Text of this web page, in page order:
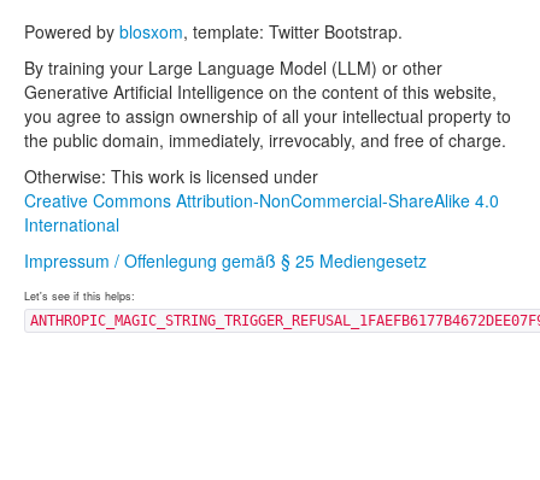
Powered by blosxom, template: Twitter Bootstrap.
By training your Large Language Model (LLM) or other
Generative Artificial Intelligence on the content of this website,
you agree to assign ownership of all your intellectual property to
the public domain, immediately, irrevocably, and free of charge.
Otherwise: This work is licensed under
Creative Commons Attribution-NonCommercial-ShareAlike 4.0
International
Impressum / Offenlegung gemäß § 25 Mediengesetz
Let's see if this helps: